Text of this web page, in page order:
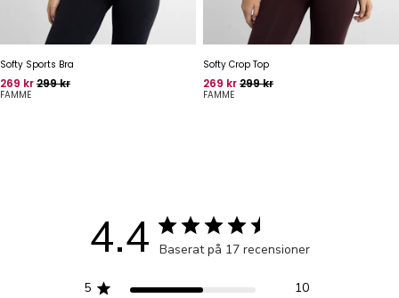
Softy Sports Bra
Pris
269 krOprindelig pris
299 kr
FAMME
Softy Crop Top
Pris
269 krOprindelig pris
299 kr
FAMME
4.4 Baserat på 17 recensioner
5
10